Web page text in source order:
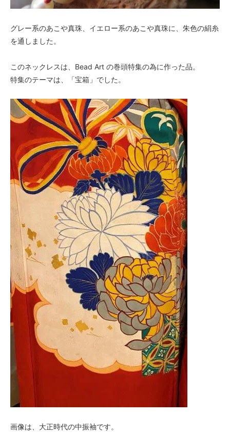
グレー系のあこや真珠、イエロー系のあこや真珠に、朱色の絹糸
を通しました。
このネックレスは、Bead Art の巻頭特集の為に作った品。
特集のテーマは、「宝箱」でした。
画像は、大正時代の中振袖です。